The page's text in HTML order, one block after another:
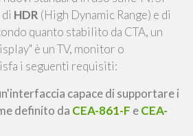
HDR (High Dynamic Range) e di
quanto stabilito da CTA, un
è un TV, monitor o
i seguenti requisiti:
capace di supportare i
definito da CEA-861-F eCEA-